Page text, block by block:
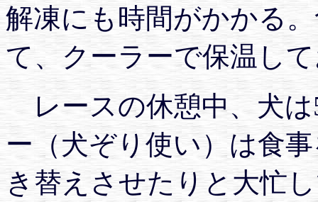
解凍にも時間がかかる
て、クーラーで保温し
レースの休憩中、犬は
ー（犬ぞり使い）は食
き替えさせたりと大忙